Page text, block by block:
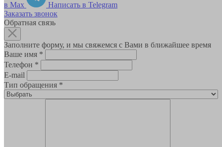
в Max
Написать в Telegram
Заказать звонок
Обратная связь
Заполните форму, и мы свяжемся с Вами в ближайшее время
Ваше имя *
Телефон *
E-mail
Тип обращения *